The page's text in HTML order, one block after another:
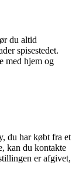
du altid
spisestedet.
med hjem og
du har købt fra et
kan du kontakte
er afgivet,